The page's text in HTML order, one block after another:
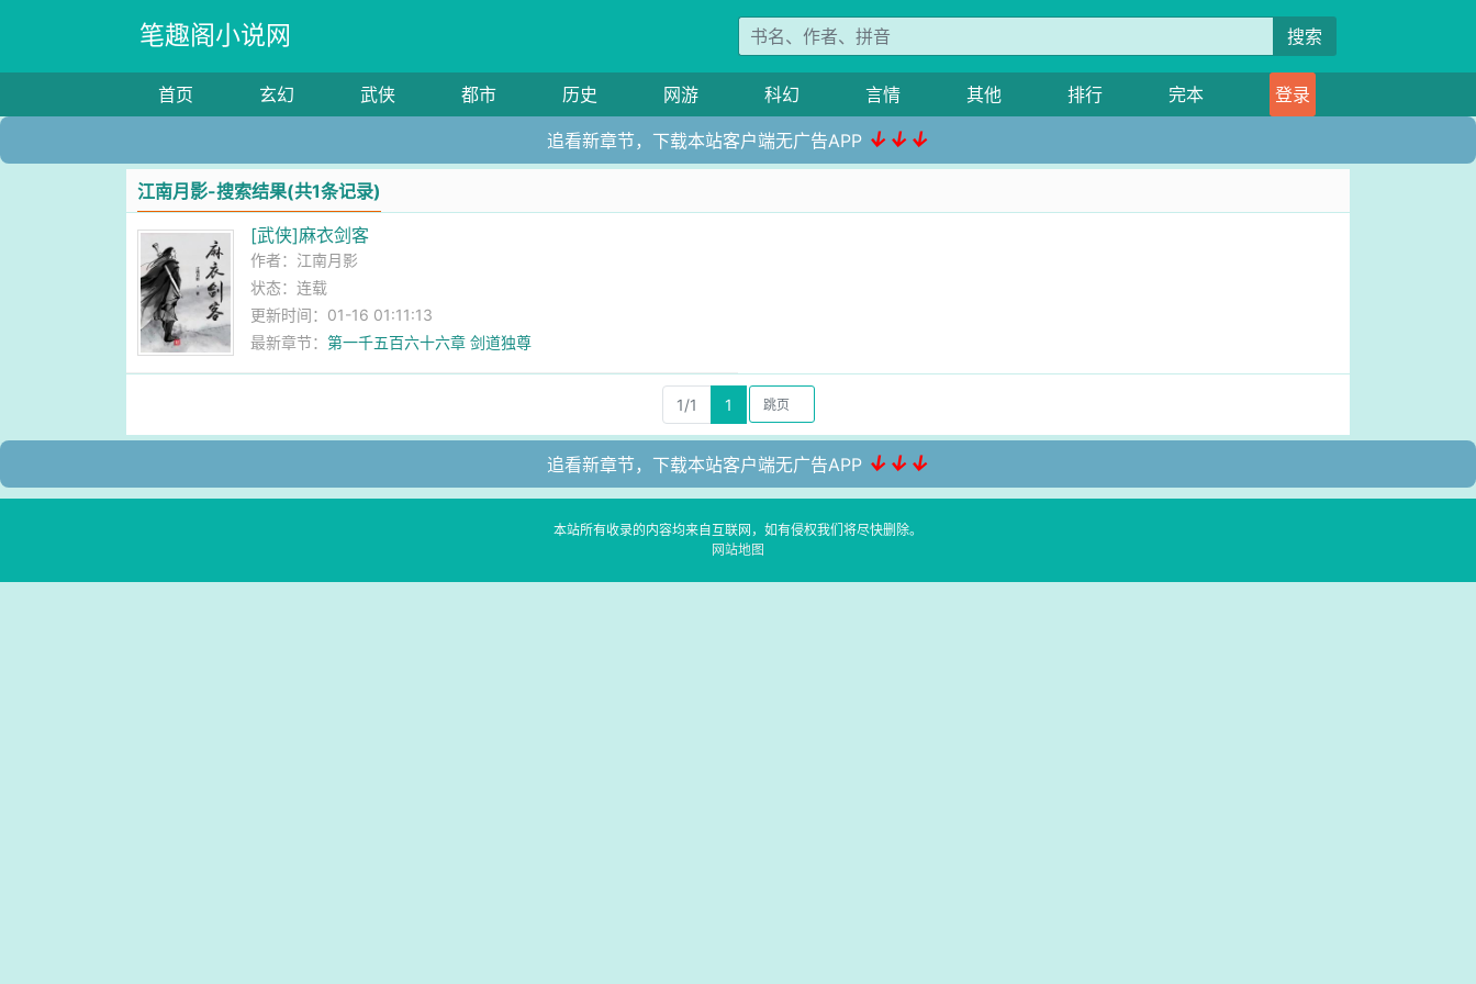
笔趣阁小说网 搜索
首页 玄幻 武侠 都市 历史 网游 科幻 言情 其他 排行 完本 登录
追看新章节，下载本站客户端无广告APP ↓↓↓
江南月影-搜索结果(共1条记录)
[武侠]麻衣剑客
作者： 江南月影
状态：连载
更新时间：01-16 01:11:13
最新章节：第一千五百六十六章 剑道独尊
1/1 1
追看新章节，下载本站客户端无广告APP ↓↓↓
本站所有收录的内容均来自互联网，如有侵权我们将尽快删除。
网站地图